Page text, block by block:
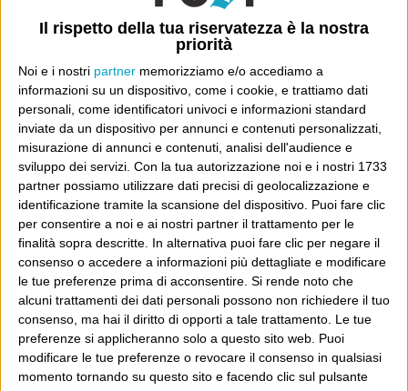
Il rispetto della tua riservatezza è la nostra
priorità
Noi e i nostri partner memorizziamo e/o accediamo a
informazioni su un dispositivo, come i cookie, e trattiamo dati
personali, come identificatori univoci e informazioni standard
inviate da un dispositivo per annunci e contenuti personalizzati,
misurazione di annunci e contenuti, analisi dell'audience e
sviluppo dei servizi. Con la tua autorizzazione noi e i nostri 1733
partner possiamo utilizzare dati precisi di geolocalizzazione e
identificazione tramite la scansione del dispositivo. Puoi fare clic
per consentire a noi e ai nostri partner il trattamento per le
finalità sopra descritte. In alternativa puoi fare clic per negare il
consenso o accedere a informazioni più dettagliate e modificare
le tue preferenze prima di acconsentire. Si rende noto che
alcuni trattamenti dei dati personali possono non richiedere il tuo
consenso, ma hai il diritto di opporti a tale trattamento. Le tue
preferenze si applicheranno solo a questo sito web. Puoi
modificare le tue preferenze o revocare il consenso in qualsiasi
momento tornando su questo sito e facendo clic sul pulsante
Dove sei?
Wittgenstein è il blog di Luca Sofri, il fondatore e
direttore editoriale del giornale online il Post. Forse
sei qui perché conosci già il Post, o forse sei
capitato qui per altri giri.
In questo secondo caso, e se Wittgenstein ti piace,
potrebbe piacerti anche il Post: che è partito
proprio da qui, e dal voler portare gli approcci di
questo blog dentro a un progetto più grande.
Poi il Post è cresciuto ed è diventato anche altro:
un progetto giornalistico che prosegue da oltre 16
anni, grazie a chi lo scopre, lo apprezza e lo
consiglia in giro.